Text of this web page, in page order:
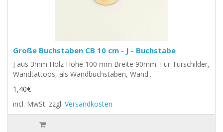
Große Buchstaben CB 10 cm - J - Buchstabe
J aus 3mm Holz Höhe 100 mm Breite 90mm. Für Türschilder,
Wandtattoos, als Wandbuchstaben, Wand..
1,40€
incl. MwSt. zzgl. Versandkosten